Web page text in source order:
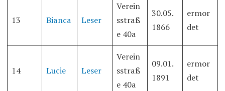
13 Bianca Leser
Verein
sstraß
e 40a
30.05.
1866
ermor
det
14 Lucie Leser
Verein
sstraß
e 40a
09.01.
1891
ermor
det